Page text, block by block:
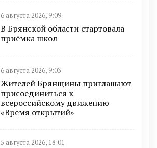
6 августа 2026, 9:09
В Брянской области стартовала
приёмка школ
6 августа 2026, 9:03
Жителей Брянщины приглашают
присоединиться к
всероссийскому движению
«Время открытий»
5 августа 2026, 18:01